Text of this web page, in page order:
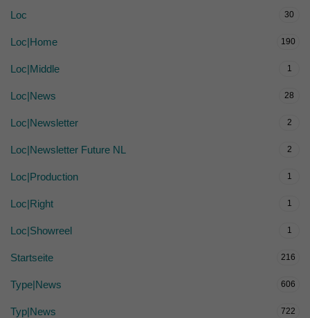
Loc 30
Loc|Home 190
Loc|Middle 1
Loc|News 28
Loc|Newsletter 2
Loc|Newsletter Future NL 2
Loc|Production 1
Loc|Right 1
Loc|Showreel 1
Startseite 216
Type|News 606
Typ|News 722